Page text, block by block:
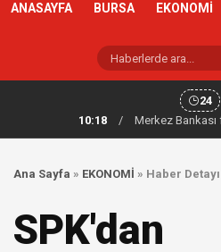
ANASAYFA BURSA EKONOMİ
24
10:18
/ Merkez Bankası
Ana Sayfa » EKONOMİ » Haber Detayı
SPK'dan